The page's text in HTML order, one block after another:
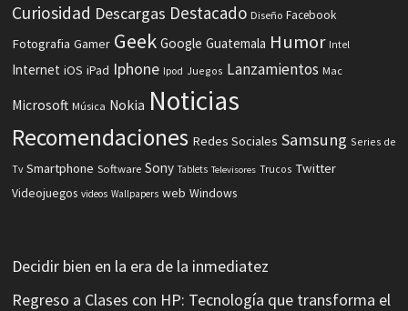
Curiosidad Descargas Destacado Diseño Facebook
Fotografia Gamer Geek Google Guatemala Humor Intel
Internet iOS iPad Iphone Ipod Juegos Lanzamientos Mac
Microsoft Música Nokia Noticias
Recomendaciones Redes Sociales Samsung Series de
Tv Smartphone Software Sony Tablets Televisores Trucos Twitter
Videojuegos videos Wallpapers web Windows
Decidir bien en la era de la inmediatez
Regreso a Clases con HP: Tecnología que transforma el